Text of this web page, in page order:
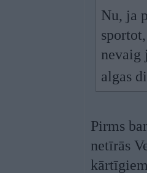
Nu, ja
nevaig
algas
Pirms
netīrās